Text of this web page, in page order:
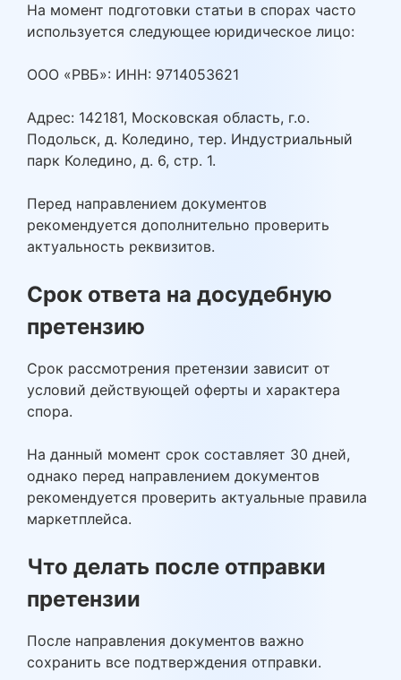
На момент подготовки статьи в спорах часто
используется следующее юридическое лицо:
ООО «РВБ»: ИНН: 9714053621
Адрес: 142181, Московская область, г.о.
Подольск, д. Коледино, тер. Индустриальный
парк Коледино, д. 6, стр. 1.
Перед направлением документов
рекомендуется дополнительно проверить
актуальность реквизитов.
Срок ответа на досудебную
претензию
Срок рассмотрения претензии зависит от
условий действующей оферты и характера
спора.
На данный момент срок составляет 30 дней,
однако перед направлением документов
рекомендуется проверить актуальные правила
маркетплейса.
Что делать после отправки
претензии
После направления документов важно
сохранить все подтверждения отправки.